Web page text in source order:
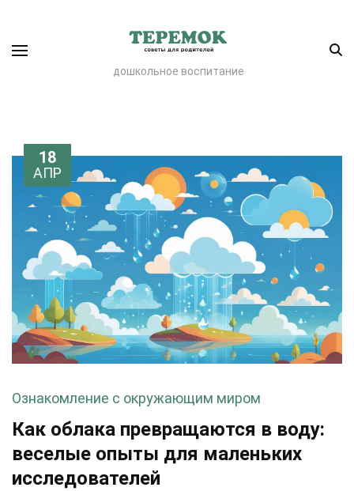
дошкольное воспитание
18
АПР
Ознакомление с окружающим миром
Как облака превращаются в воду:
веселые опыты для маленьких
исследователей